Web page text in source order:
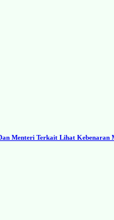
Menteri Terkait Lihat